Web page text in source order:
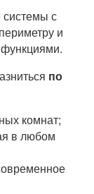
системы с
и
по
комнат;
в любом